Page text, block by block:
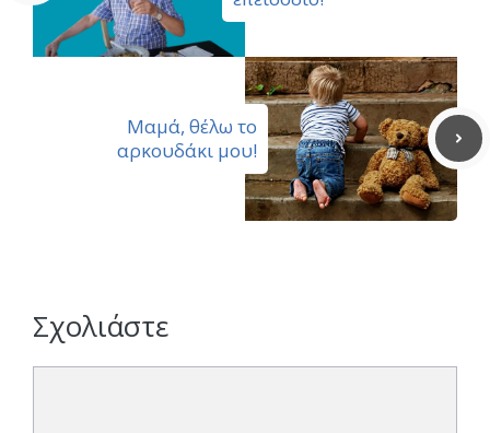
Μαμά, θέλω το
αρκουδάκι μου!
Σχολιάστε